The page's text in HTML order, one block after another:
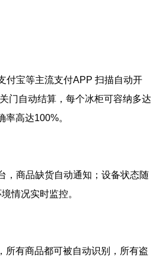
宝等主流支付APP 扫描自动开
门自动结算，每个冰柜可容纳多达
高达100%。
商品缺货自动通知；设备状态随
情况实时监控。
有商品都可被自动识别，所有盗